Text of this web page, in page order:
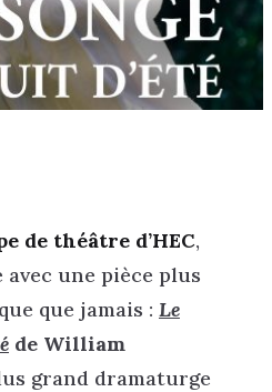
de théâtre d’HEC,
une pièce plus
que jamais : Le
de William
grand dramaturge